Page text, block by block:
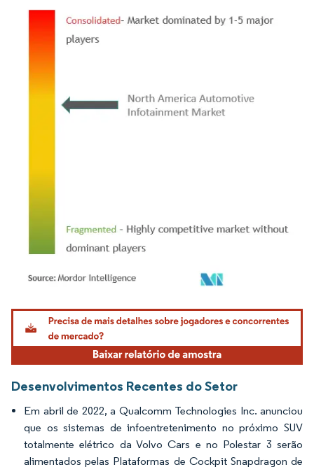
Imagem © Mordor Intelligence. O reuso requer atribuição conforme CC BY 4.0.
Desenvolvimentos Recentes do Setor
Em abril de 2022, a Qualcomm Technologies Inc. anunciou
que os sistemas de infoentretenimento no próximo SUV
totalmente elétrico da Volvo Cars e no Polestar 3 serão
alimentados pelas Plataformas de Cockpit Snapdragon de